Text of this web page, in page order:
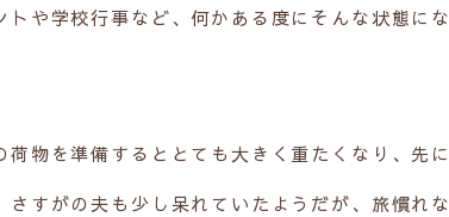
や学校行事など、何かある度にそんな状態にな
物を準備するととても大きく重たくなり、先に
すがの夫も少し呆れていたようだが、旅慣れな